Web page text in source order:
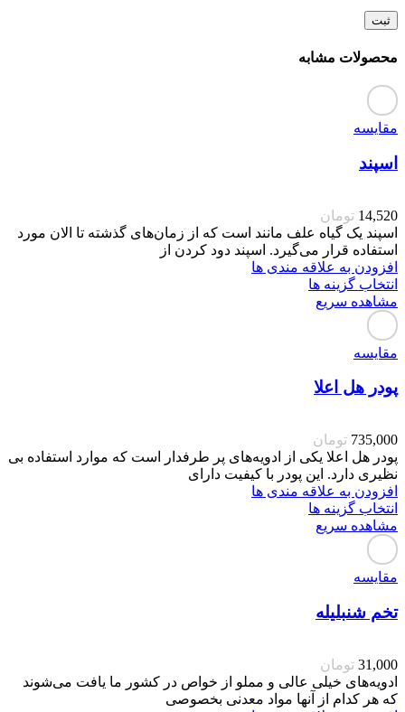
محصولات مشابه
مقایسه
اسپند
14,520 تومان
اسپند یک گیاه علف مانند است که از زمان‌های گذشته تا الان مورد
استفاده قرار می‌گیرد. اسپند دود کردن از
افزودن به علاقه مندی ها
انتخاب گزینه ها
مشاهده سریع
مقایسه
پودر هل اعلا
735,000 تومان
پودر هل اعلا یکی از ادویه‌های پر طرفدار است که موارد استفاده بی
نظیری دارد. این پودر با کیفیت دارای
افزودن به علاقه مندی ها
انتخاب گزینه ها
مشاهده سریع
مقایسه
تخم شنبلیله
31,000 تومان
ادویه‌های خیلی عالی و مملو از خواص در کشور ما یافت می‌شوند
که هر کدام از آنها مواد معدنی بخصوصی